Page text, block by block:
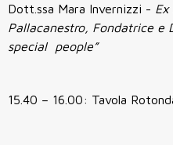
Dott.ssa Mara Invernizzi -
Pallacanestro, Fondatrice e
special people”
15.40 – 16.00: Tavola